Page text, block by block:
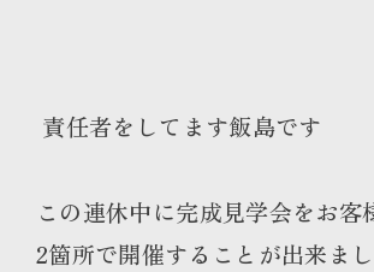
責任者をしてます飯島です
この連休中に完成見学会をお客
2箇所で開催することが出来まし